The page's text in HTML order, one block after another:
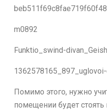
m0892
Funktio_swind-
Помимо этого, нужно
помещении будет